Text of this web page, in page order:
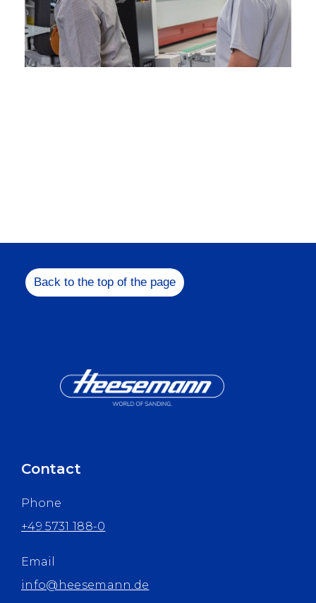
us!
Back to the top of the page
Contact
Phone
+49 5731 188-0
Email
info@heesemann.de